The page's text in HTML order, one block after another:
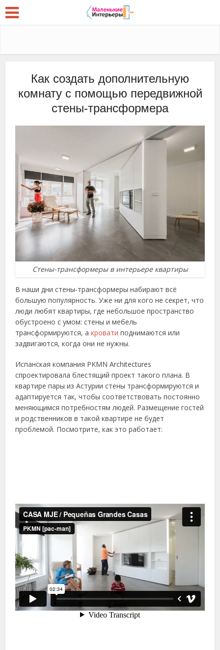
Как создать дополнительную
комнату с помощью передвижной
стены-трансформера
Стены-трансформеры в интерьере квартиры
В наши дни стены-трансформеры набирают всё
большую популярность. Уже ни для кого не секрет, что
люди любят квартиры, где небольшое пространство
обустроено с умом: стены и мебель
трансформируются, акровати поднимаются или
задвигаются, когда они не нужны.
Испанская компания PKMN Architectures
спроектировала блестящий проект такого плана. В
квартире пары из Астурии стены трансформируются и
адаптируется так, чтобы соответствовать постоянно
меняющимся потребностям людей. Размещение гостей
и родственников в такой квартире не будет
проблемой. Посмотрите, как это работает: